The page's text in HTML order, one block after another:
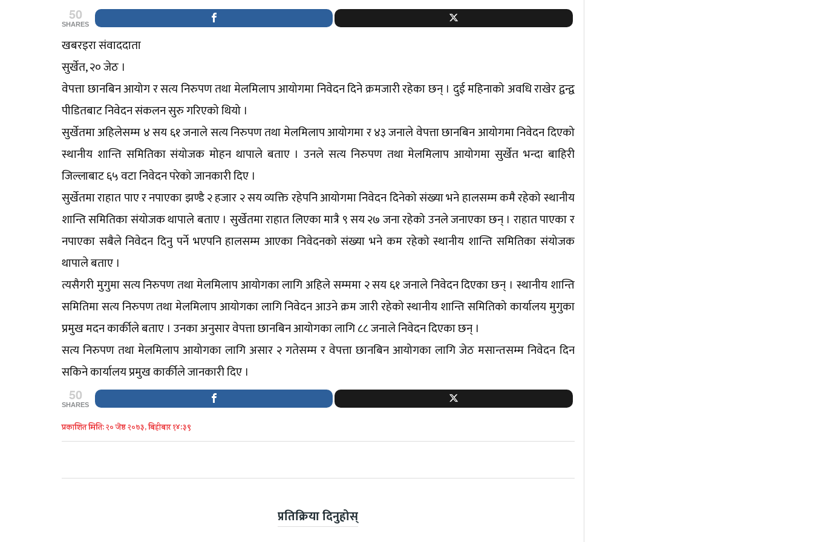
50
SHARES
खबरइरा संवाददाता
सुर्खेत, २० जेठ ।
वेपत्ता छानबिन आयोग र सत्य निरुपण तथा मेलमिलाप आयोगमा निवेदन दिने क्रमजारी रहेका छन् । दुई महिनाको अवधि राखेर द्वन्द्व
पीडितबाट निवेदन संकलन सुरु गरिएको थियो ।
सुर्खेतमा अहिलेसम्म ४ सय ६१ जनाले सत्य निरुपण तथा मेलमिलाप आयोगमा र ४३ जनाले वेपत्ता छानबिन आयोगमा निवेदन दिएको
स्थानीय शान्ति समितिका संयोजक मोहन थापाले बताए । उनले सत्य निरुपण तथा मेलमिलाप आयोगमा सुर्खेत भन्दा बाहिरी
जिल्लाबाट ६५ वटा निवेदन परेको जानकारी दिए ।
सुर्खेतमा राहात पाए र नपाएका झण्डै २ हजार २ सय व्यक्ति रहेपनि आयोगमा निवेदन दिनेको संख्या भने हालसम्म कमै रहेको स्थानीय
शान्ति समितिका संयोजक थापाले बताए । सुर्खेतमा राहात लिएका मात्रै ९ सय २७ जना रहेको उनले जनाएका छन् । राहात पाएका र
नपाएका सबैले निवेदन दिनु पर्ने भएपनि हालसम्म आएका निवेदनको संख्या भने कम रहेको स्थानीय शान्ति समितिका संयोजक
थापाले बताए ।
त्यसैगरी मुगुमा सत्य निरुपण तथा मेलमिलाप आयोगका लागि अहिले सम्ममा २ सय ६१ जनाले निवेदन दिएका छन् । स्थानीय शान्ति
समितिमा सत्य निरुपण तथा मेलमिलाप आयोगका लागि निवेदन आउने क्रम जारी रहेको स्थानीय शान्ति समितिको कार्यालय मुगुका
प्रमुख मदन कार्कीले बताए । उनका अनुसार वेपत्ता छानबिन आयोगका लागि ८८ जनाले निवेदन दिएका छन् ।
सत्य निरुपण तथा मेलमिलाप आयोगका लागि असार २ गतेसम्म र वेपत्ता छानबिन आयोगका लागि जेठ मसान्तसम्म निवेदन दिन
सकिने कार्यालय प्रमुख कार्कीले जानकारी दिए ।
50
SHARES
प्रकाशित मिति: २० जेष्ठ २०७३, बिहीबार १४:३९
प्रतिक्रिया दिनुहोस्